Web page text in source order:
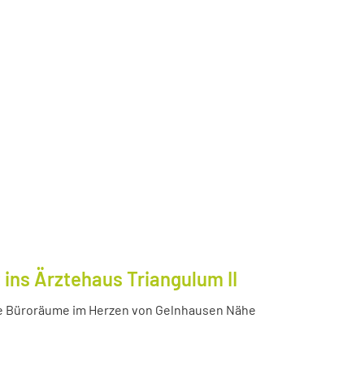
Ärztehaus Triangulum II
im Herzen von Gelnhausen Nähe